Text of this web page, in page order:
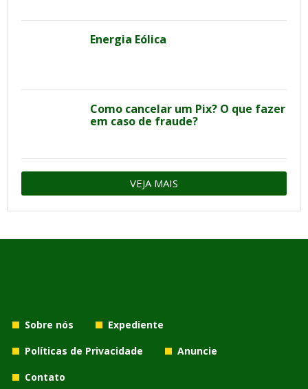
Energia Eólica
Como cancelar um Pix? O que fazer
em caso de fraude?
VEJA MAIS
Sobre nós
Expediente
Políticas de Privacidade
Anuncie
Contato